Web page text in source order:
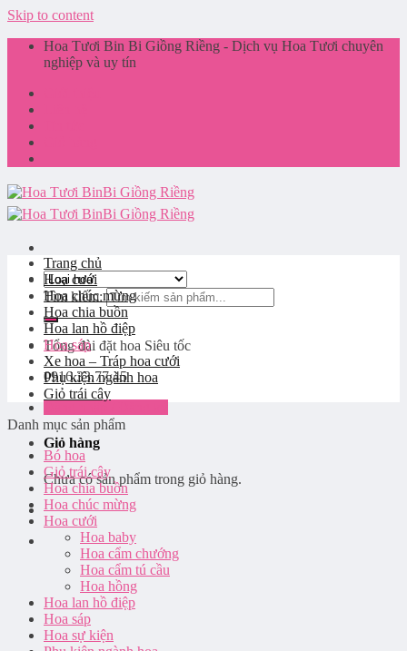
Skip to content
Hoa Tươi Bin Bi Giồng Riềng - Dịch vụ Hoa Tươi chuyên
nghiệp và uy tín
Tìm kiếm:
Tổng đài đặt hoa Siêu tốc
0916.33.77.45
Giỏ hàng
Chưa có sản phẩm trong giỏ hàng.
Trang chủ
Hoa cưới
Hoa chúc mừng
Hoa chia buồn
Hoa lan hồ điệp
Hoa sáp
Xe hoa – Tráp hoa cưới
Phụ kiện ngành hoa
Giỏ trái cây
Danh mục sản phẩm
Bó hoa
Giỏ trái cây
Hoa chia buồn
Hoa chúc mừng
Hoa cưới
Hoa baby
Hoa cẩm chướng
Hoa cẩm tú cầu
Hoa hồng
Hoa lan hồ điệp
Hoa sáp
Hoa sự kiện